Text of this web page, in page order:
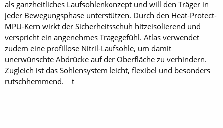
als ganzheitliches Laufsohlenkonzept und will den Träger in
jeder Bewegungsphase unterstützen. Durch den Heat-Protect-
MPU-Kern wirkt der Sicherheitsschuh hitzeisolierend und
verspricht ein ange­nehmes Tragegefühl. Atlas verwendet
zudem eine profillose Nitril-Laufsohle, um damit
unerwünschte Abdrücke auf der Oberfläche zu verhindern.
Zugleich ist das Sohlensystem leicht, flexibel und besonders
rutschhemmend. t